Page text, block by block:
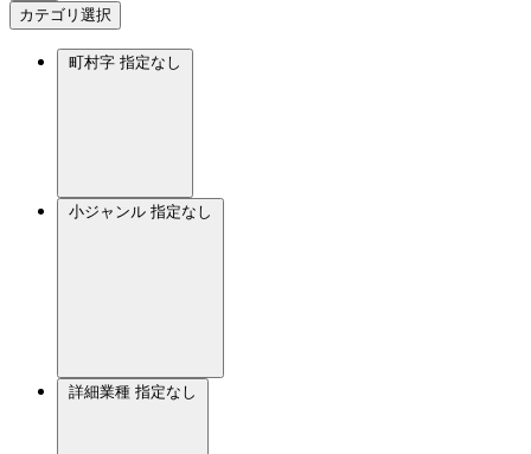
カテゴリ選択
町村字 指定なし
小ジャンル 指定なし
詳細業種 指定なし